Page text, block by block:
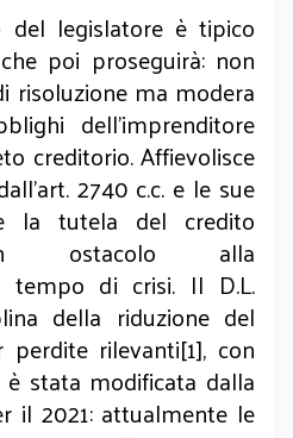
legislatore è tipico
poi proseguirà: non
risoluzione ma modera
dell’imprenditore
creditorio. Affievolisce
2740 c.c. e le sue
la tutela del credito
ostacolo alla
tempo di crisi. Il D.L.
della riduzione del
rilevanti[1], con
stata modificata dalla
il 2021: attualmente le